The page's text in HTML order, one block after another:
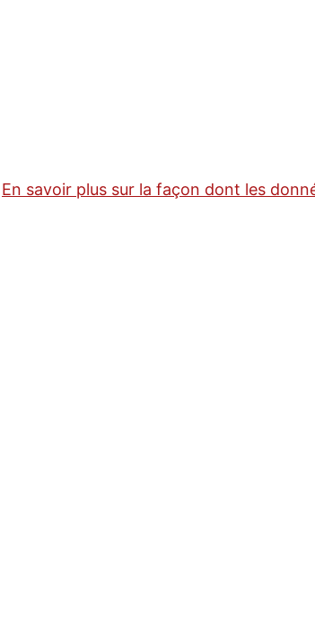
En savoir plus sur la façon dont les